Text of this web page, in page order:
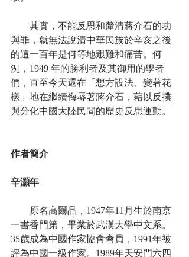
其實，不能反思和釐清蔣介石的功
與罪，就無法說清中華民族於辛亥之後
的這一百年是何等地艱難和痛苦。何
況，1949 年的勝利者及其御用的學者
們，直至今天還在「想方設法、變著花
樣」地在繼續侮辱著蔣介石，藉以反撲
與分化中國大陸民間的歷史反思運動。
作者簡介
辛灝年
原名高爾品，1947年11月生於南京
一書香門第，畢業於武漢大學中文系。
35歲成為中國作家協會會員，1991年被
評為中國一級作家。1989年天安門六四